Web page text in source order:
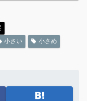
小さい
小さめ